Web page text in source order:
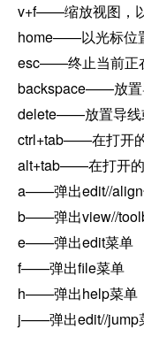
v+f——缩放视图，
home——以光标位
esc——终止当前正
backspace——放置
delete——放置导线
ctrl+tab——在打开
alt+tab——在打开的
a——弹出edit//align
b——弹出view//
e——弹出edit菜单
f——弹出file菜单
h——弹出help菜单
j——弹出edit//jump